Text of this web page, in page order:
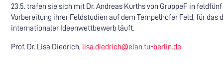
23.5. trafen sie sich mit Dr. Andreas Kurths von GruppeF in
Vorbereitung ihrer Feldstudien auf dem Tempelhofer Feld, für das
internationaler Ideenwettbewerb läuft.
Prof. Dr. Lisa Diedrich, lisa.diedrich@elan.tu-berlin.de